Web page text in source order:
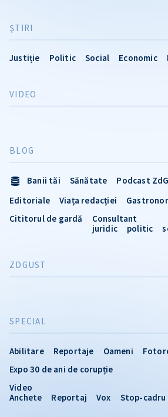
ŞTIRI
Justiție Politic Social Economic
VIDEO
SPECIAL
Abilitare Reportaje Oameni
Expo 30 de ani de corupție
Video
Anchete
Reportaj Vox Stop-cadru
BLOG
Banii tăi Sănătate Podcast ZdG
Editoriale
Viața redacției
Cititorul de gardă
Consultant
juridic
politic
ZDGUST